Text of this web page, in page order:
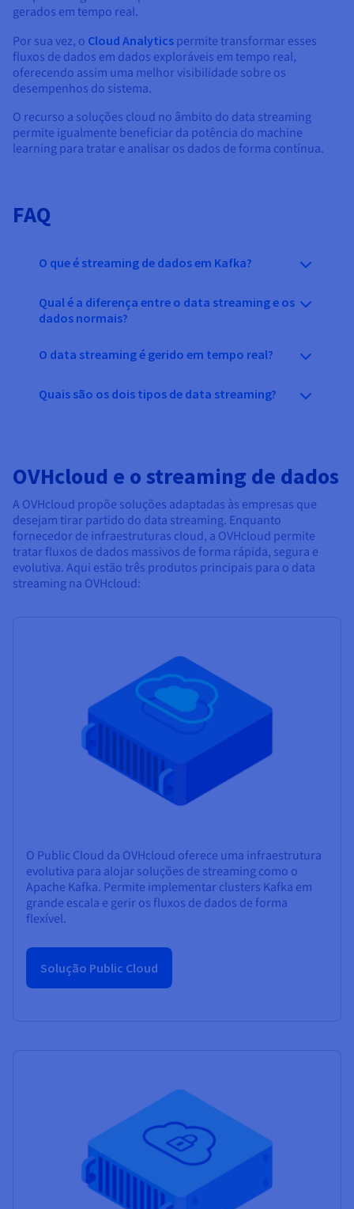
gerados em tempo real.
Por sua vez, o Cloud Analytics permite transformar esses
fluxos de dados em dados exploráveis em tempo real,
oferecendo assim uma melhor visibilidade sobre os
desempenhos do sistema.
O recurso a soluções cloud no âmbito do data streaming
permite igualmente beneficiar da potência do machine
learning para tratar e analisar os dados de forma contínua.
FAQ
O que é streaming de dados em Kafka?
Qual é a diferença entre o data streaming e os
dados normais?
O data streaming é gerido em tempo real?
Quais são os dois tipos de data streaming?
OVHcloud e o streaming de dados
A OVHcloud propõe soluções adaptadas às empresas que
desejam tirar partido do data streaming. Enquanto
fornecedor de infraestruturas cloud, a OVHcloud permite
tratar fluxos de dados massivos de forma rápida, segura e
evolutiva. Aqui estão três produtos principais para o data
streaming na OVHcloud:
O Public Cloud da OVHcloud oferece uma infraestrutura
evolutiva para alojar soluções de streaming como o
Apache Kafka. Permite implementar clusters Kafka em
grande escala e gerir os fluxos de dados de forma
flexível.
Solução Public Cloud